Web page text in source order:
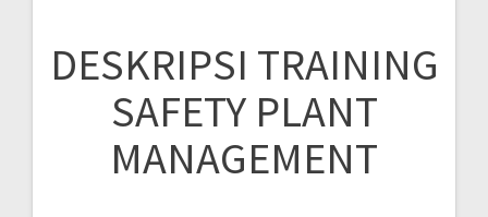
DESKRIPSI TRAINING
SAFETY PLANT
MANAGEMENT